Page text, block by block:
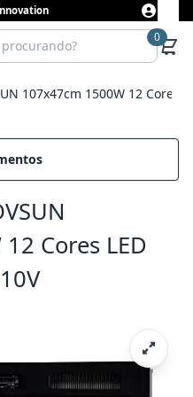
0
107x47cm 1500W 12 Cores
Cores LED